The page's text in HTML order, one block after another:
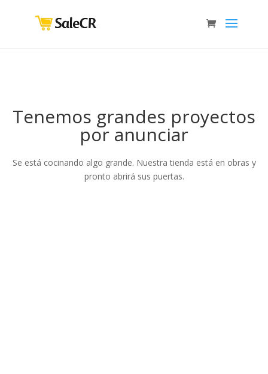
Tenemos grandes proyectos
por anunciar
Se está cocinando algo grande. Nuestra tienda está en obras y
pronto abrirá sus puertas.